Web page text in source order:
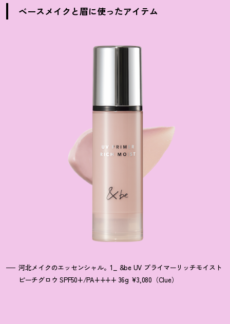
ベースメイクと眉に使ったアイテム
河北メイクのエッセンシャル。1_ &be UV プライマーリッチモイスト
ピーチグロウ SPF50+/PA++++ 36g ¥3,080（Clue）